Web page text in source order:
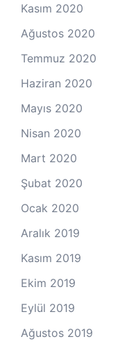
Kasım 2020
Ağustos 2020
Temmuz 2020
Haziran 2020
Mayıs 2020
Nisan 2020
Mart 2020
Şubat 2020
Ocak 2020
Aralık 2019
Kasım 2019
Ekim 2019
Eylül 2019
Ağustos 2019